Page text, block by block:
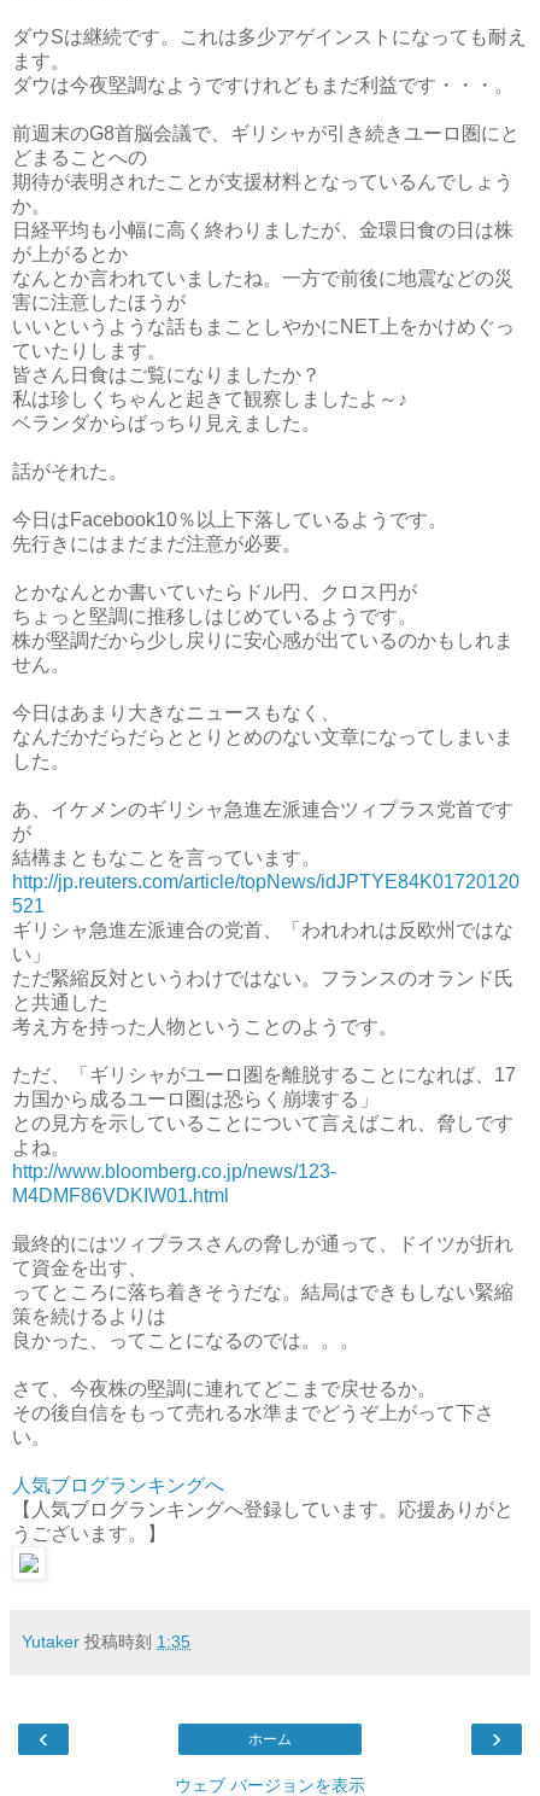
ダウSは継続です。これは多少アゲインストになっても耐え
ます。
ダウは今夜堅調なようですけれどもまだ利益です・・・。
前週末のG8首脳会議で、ギリシャが引き続きユーロ圏にと
どまることへの
期待が表明されたことが支援材料となっているんでしょう
か。
日経平均も小幅に高く終わりましたが、金環日食の日は株
が上がるとか
なんとか言われていましたね。一方で前後に地震などの災
害に注意したほうが
いいというような話もまことしやかにNET上をかけめぐっ
ていたりします。
皆さん日食はご覧になりましたか？
私は珍しくちゃんと起きて観察しましたよ～♪
ベランダからばっちり見えました。
話がそれた。
今日はFacebook10％以上下落しているようです。
先行きにはまだまだ注意が必要。
とかなんとか書いていたらドル円、クロス円が
ちょっと堅調に推移しはじめているようです。
株が堅調だから少し戻りに安心感が出ているのかもしれま
せん。
今日はあまり大きなニュースもなく、
なんだかだらだらととりとめのない文章になってしまいま
した。
あ、イケメンのギリシャ急進左派連合ツィプラス党首です
が
結構まともなことを言っています。
http://jp.reuters.com/article/topNews/idJPTYE84K01720120
521
ギリシャ急進左派連合の党首、「われわれは反欧州ではな
い」
ただ緊縮反対というわけではない。フランスのオランド氏
と共通した
考え方を持った人物ということのようです。
ただ、「ギリシャがユーロ圏を離脱することになれば、17
カ国から成るユーロ圏は恐らく崩壊する」
との見方を示していることについて言えばこれ、脅しです
よね。
http://www.bloomberg.co.jp/news/123-
M4DMF86VDKIW01.html
最終的にはツィプラスさんの脅しが通って、ドイツが折れ
て資金を出す、
ってところに落ち着きそうだな。結局はできもしない緊縮
策を続けるよりは
良かった、ってことになるのでは。。。
さて、今夜株の堅調に連れてどこまで戻せるか。
その後自信をもって売れる水準までどうぞ上がって下さ
い。
人気ブログランキングへ
【人気ブログランキングへ登録しています。応援ありがと
うございます。】
Yutaker 投稿時刻 1:35
‹ ›
ホーム
ウェブ バージョンを表示